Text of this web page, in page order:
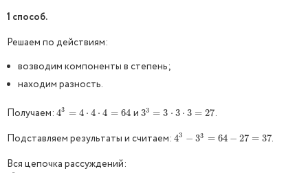
1 способ.
Решаем по действиям:
возводим компоненты в степень;
находим разность.
Получаем: 43 = 4 ⋅ 4 ⋅ 4 = 64
43 =4 ⋅4 4 = 64 и 33 = 3 ⋅ 3 ⋅ 3 = 27
33 =3 ⋅3 3= 27
.
Подставляем результаты и считаем: 43 − 33 = 64 − 27 = 37
43 −3 3= 64 −27= 37
.
Вся цепочка рассуждений: